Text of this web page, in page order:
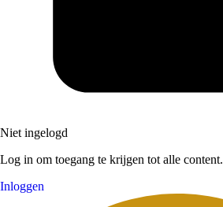
Niet ingelogd
Log in om toegang te krijgen tot alle content.
Inloggen